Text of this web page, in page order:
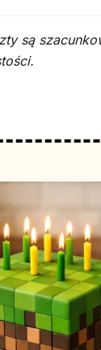
są